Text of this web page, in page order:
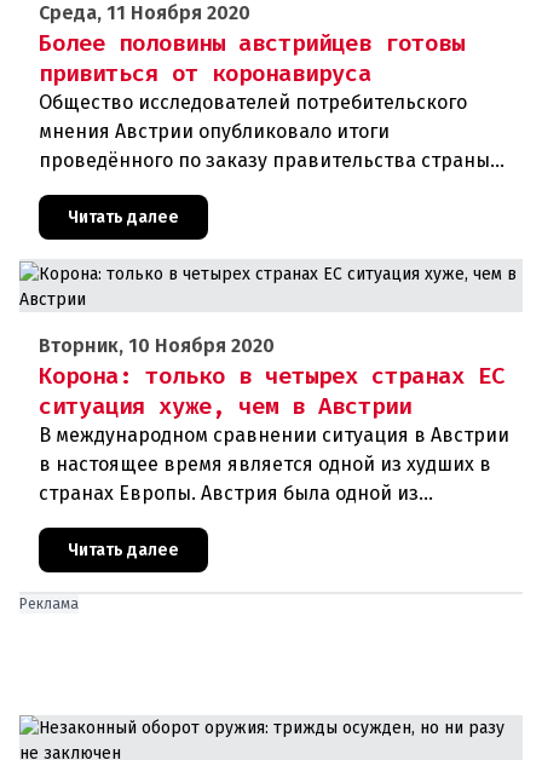
Среда, 11 Ноября 2020
Более половины австрийцев готовы
привиться от коронавируса
Общество исследователей потребительского
мнения Австрии опубликовало итоги
проведённого по заказу правительства страны
соцопроса. В соответствии с ним около 54
процентов граждан республики хотят добро
Читать далее
Вторник, 10 Ноября 2020
Корона: только в четырех странах ЕС
ситуация хуже, чем в Австрии
В международном сравнении ситуация в Австрии
в настоящее время является одной из худших в
странах Европы. Австрия была одной из
образцовых стран во время первой волны
короны, но сейчас сильно отстает
Читать далее
Реклама